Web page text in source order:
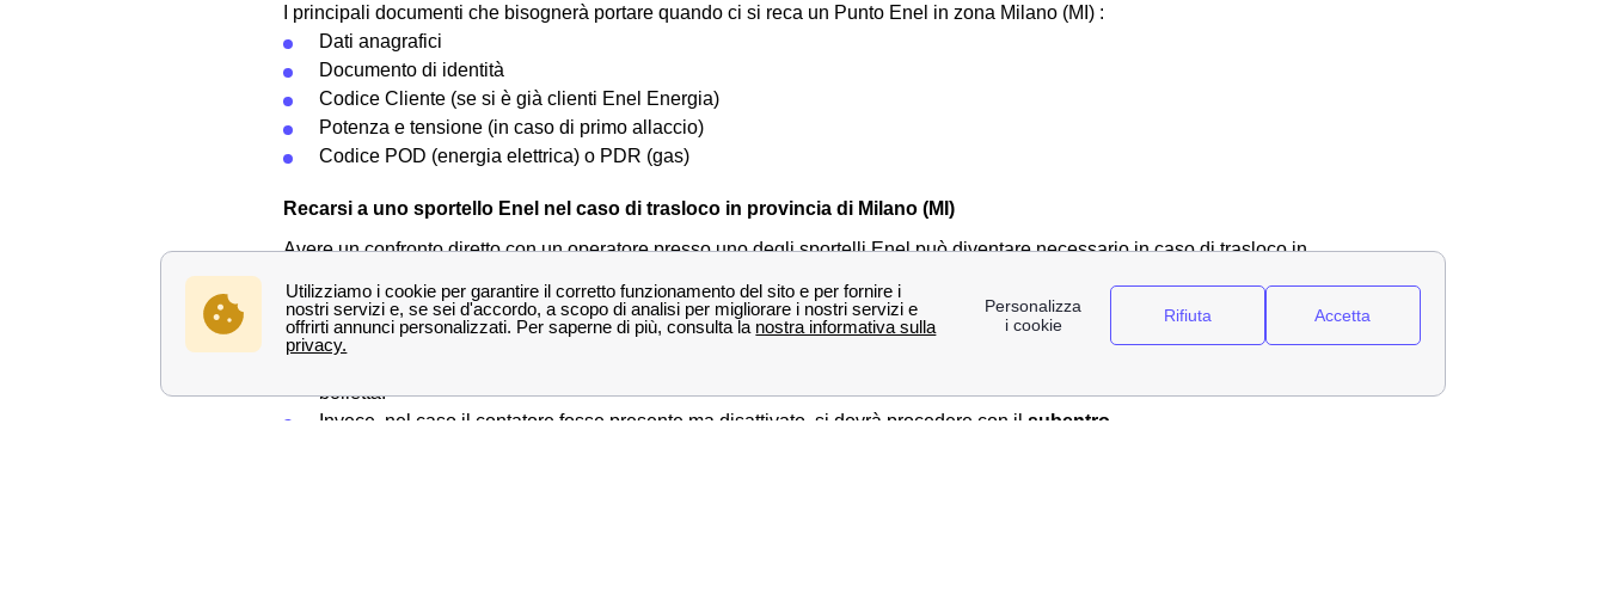
I principali documenti che bisognerà portare quando ci si reca un Punto Enel in zona Milano (MI) :
Dati anagrafici
Documento di identità
Codice Cliente (se si è già clienti Enel Energia)
Potenza e tensione (in caso di primo allaccio)
Codice POD (energia elettrica) o PDR (gas)
Recarsi a uno sportello Enel nel caso di trasloco in provincia di Milano (MI)
Avere un confronto diretto con un operatore presso uno degli sportelli Enel può diventare necessario in caso di trasloco in
nuova casa in provincia di Milano. Prima di recarsi ad uno sportello Enel Milano (MI) è meglio controllare quale sia lo stato
del contatore luce o gas. Precisamente ci si può trovare in quattro casistiche differenti:
bolletta.
Invece, nel caso il contatore fosse presente ma disattivato, si dovrà procedere con il subentro